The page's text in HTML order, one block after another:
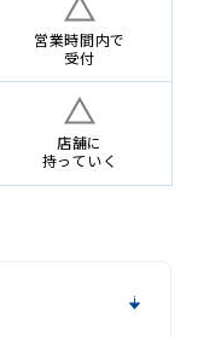
営業時間内で
受付
店舗に
持っていく